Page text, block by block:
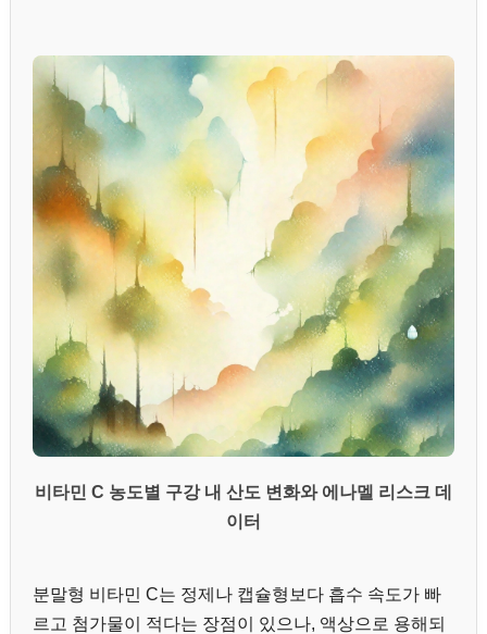
비타민 C 농도별 구강 내 산도 변화와 에나멜 리스크 데
이터
분말형 비타민 C는 정제나 캡슐형보다 흡수 속도가 빠
르고 첨가물이 적다는 장점이 있으나, 액상으로 용해되